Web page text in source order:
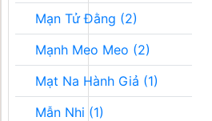
Mạn Tử Đằng (2)
Mạnh Meo Meo (2)
Mạt Na Hành Giả (1)
Mẫn Nhi (1)